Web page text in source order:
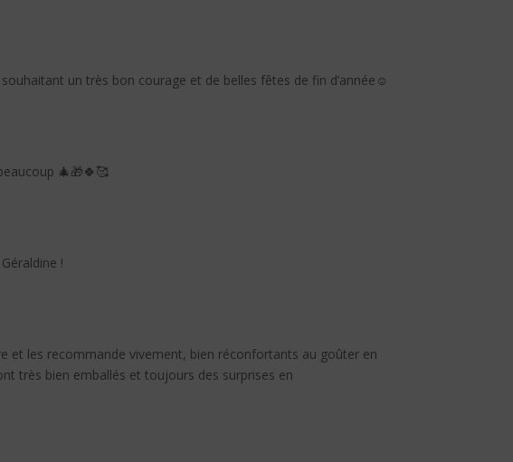
un très bon courage et de belles fêtes de fin d’année☺️
🎄🎁🍀🥰
!
et les recommande vivement, bien réconfortants au goûter en
très bien emballés et toujours des surprises en